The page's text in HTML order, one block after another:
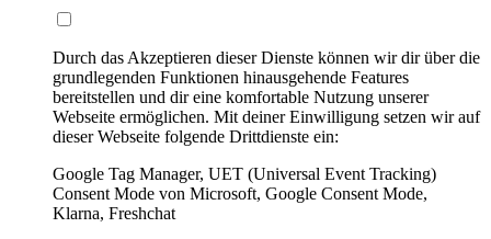
Durch das Akzeptieren dieser Dienste können wir dir über die
grundlegenden Funktionen hinausgehende Features
bereitstellen und dir eine komfortable Nutzung unserer
Webseite ermöglichen. Mit deiner Einwilligung setzen wir auf
dieser Webseite folgende Drittdienste ein:
Google Tag Manager, UET (Universal Event Tracking)
Consent Mode von Microsoft, Google Consent Mode,
Klarna, Freshchat